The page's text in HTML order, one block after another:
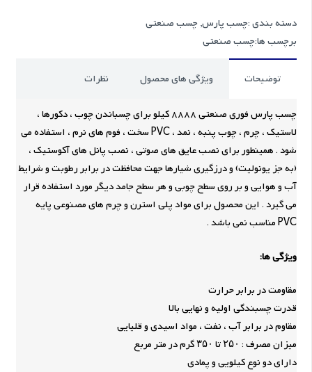
دسته بندی :چسب پارس,چسب صنعتی
برچسب ها:چسب صنعتی
توضیحات ویژگی های محصول نظرات
چسب پارس فوری صنعتی 8888 کیلو برای چسباندن چوب ، دکورها ،
لاستیک ، چرم ، چوب پنبه ، نمد ، PVC سخت ، فوم های نرم ، استفاده می
شود . همینطور برای نصب عایق های صوتی ، نصب پانل های آکوستیک ،
(به جز یونولیت) و درزگیری شیارها جهت محافظت در برابر رطوبت و شرایط
آب و هوایی و بر روی سطح چوبی و هر سطح جامد دیگر مورد استفاده قرار
می گیرد . این محصول برای مواد پلی استرن و چرم های مصنوعی پایه
PVC مناسب نمی باشد .
ویژگی ها:
مقاومت در برابر حرارت
قدرت چسبندگی اولیه و نهایی بالا
مقاوم در برابر آب ، نفت ، مواد اسیدی و قلیایی
میزان مصرف : ۲۵۰ تا ۳۵۰ گرم در متر مربع
دارای دو نوع کیلویی و پمادی